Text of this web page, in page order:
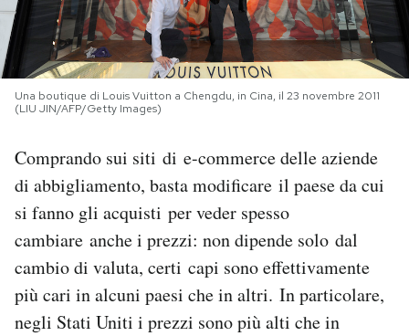
NEWSLETTER
I MIEI PREFERITI
AREA PERSONALE
Area Personale
Newsletter
Una boutique di Louis Vuitton a Chengdu, in Cina, il 23 novembre 2011
(LIU JIN/AFP/Getty Images)
Comprando sui siti di e-commerce delle aziende
di abbigliamento, basta modificare il paese da cui
si fanno gli acquisti per veder spesso
cambiare anche i prezzi: non dipende solo dal
cambio di valuta, certi capi sono effettivamente
più cari in alcuni paesi che in altri. In particolare,
negli Stati Uniti i prezzi sono più alti che in